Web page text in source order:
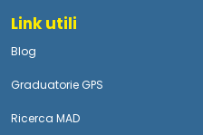
Link utili
Blog
Graduatorie GPS
Ricerca MAD